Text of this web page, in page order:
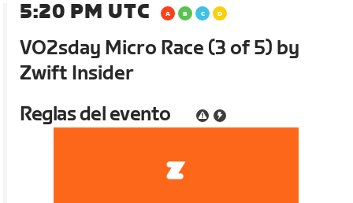
5:20 PM UTC
VO2sday Micro Race (3 of 5) by
Zwift Insider
Reglas del evento